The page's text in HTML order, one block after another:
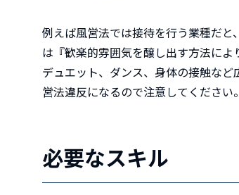
例えば風営法では接待を行う業種だ
は『歓楽的雰囲気を醸し出す方法に
デュエット、ダンス、身体の接触な
営法違反になるので注意してください。
必要なスキル